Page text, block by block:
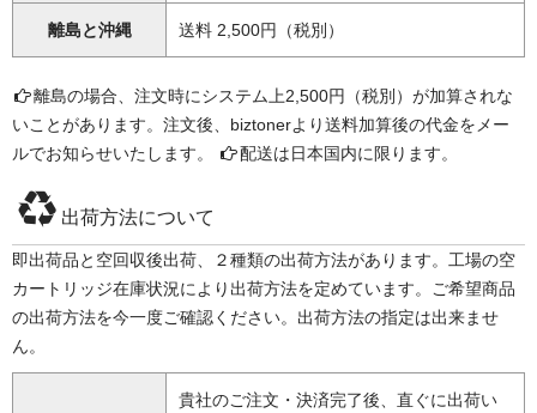
離島と沖縄 送料 2,500円（税別）
離島の場合、注文時にシステム上2,500円（税別）が加算されな
いことがあります。注文後、biztonerより送料加算後の代金をメー
ルでお知らせいたします。
配送は日本国内に限ります。
出荷方法について
即出荷品と空回収後出荷、２種類の出荷方法があります。工場の空
カートリッジ在庫状況により出荷方法を定めています。ご希望商品
の出荷方法を今一度ご確認ください。出荷方法の指定は出来ませ
ん。
貴社のご注文・決済完了後、直ぐに出荷い